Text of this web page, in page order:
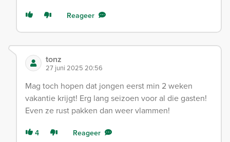
Reageer
tonz
27 juni 2025 20:56
Mag toch hopen dat jongen eerst min 2 weken
vakantie krijgt! Erg lang seizoen voor al die gasten!
Even ze rust pakken dan weer vlammen!
4 Reageer